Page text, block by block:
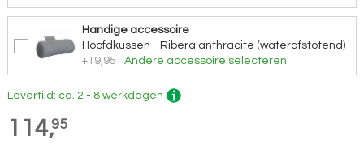
Handige accessoire
Hoofdkussen - Ribera anthracite (waterafstotend)
+19,95
Andere accessoire selecteren
Levertijd: ca. 2 - 8 werkdagen
114,95